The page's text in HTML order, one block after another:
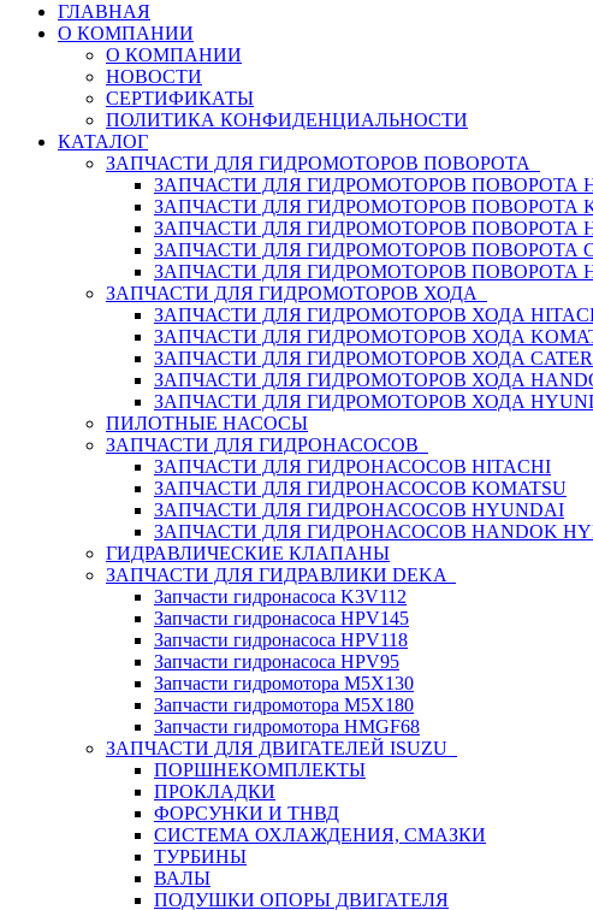
ГЛАВНАЯ
О КОМПАНИИ
О КОМПАНИИ
НОВОСТИ
СЕРТИФИКАТЫ
ПОЛИТИКА КОНФИДЕНЦИАЛЬНОСТИ
КАТАЛОГ
ЗАПЧАСТИ ДЛЯ ГИДРОМОТОРОВ ПОВОРОТА
ЗАПЧАСТИ ДЛЯ ГИДРОМОТОРОВ ПОВОРОТА
ЗАПЧАСТИ ДЛЯ ГИДРОМОТОРОВ ПОВОРОТА
ЗАПЧАСТИ ДЛЯ ГИДРОМОТОРОВ ПОВОРОТА
ЗАПЧАСТИ ДЛЯ ГИДРОМОТОРОВ ПОВОРОТА
ЗАПЧАСТИ ДЛЯ ГИДРОМОТОРОВ ПОВОРОТА
ЗАПЧАСТИ ДЛЯ ГИДРОМОТОРОВ ХОДА
ЗАПЧАСТИ ДЛЯ ГИДРОМОТОРОВ ХОДА
ЗАПЧАСТИ ДЛЯ ГИДРОМОТОРОВ ХОДА
ЗАПЧАСТИ ДЛЯ ГИДРОМОТОРОВ ХОДА
ЗАПЧАСТИ ДЛЯ ГИДРОМОТОРОВ ХОДА
ЗАПЧАСТИ ДЛЯ ГИДРОМОТОРОВ ХОДА
ПИЛОТНЫЕ НАСОСЫ
ЗАПЧАСТИ ДЛЯ ГИДРОНАСОСОВ
ЗАПЧАСТИ ДЛЯ ГИДРОНАСОСОВ HITACHI
ЗАПЧАСТИ ДЛЯ ГИДРОНАСОСОВ KOMATSU
ЗАПЧАСТИ ДЛЯ ГИДРОНАСОСОВ HYUNDAI
ЗАПЧАСТИ ДЛЯ ГИДРОНАСОСОВ HANDOK
ГИДРАВЛИЧЕСКИЕ КЛАПАНЫ
ЗАПЧАСТИ ДЛЯ ГИДРАВЛИКИ DEKA
Запчасти гидронасоса K3V112
Запчасти гидронасоса HPV145
Запчасти гидронасоса HPV118
Запчасти гидронасоса HPV95
Запчасти гидромотора M5X130
Запчасти гидромотора M5X180
Запчасти гидромотора HMGF68
ЗАПЧАСТИ ДЛЯ ДВИГАТЕЛЕЙ ISUZU
ПОРШНЕКОМПЛЕКТЫ
ПРОКЛАДКИ
ФОРСУНКИ И ТНВД
СИСТЕМА ОХЛАЖДЕНИЯ, СМАЗКИ
ТУРБИНЫ
ВАЛЫ
ПОДУШКИ ОПОРЫ ДВИГАТЕЛЯ